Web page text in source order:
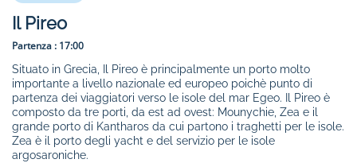
Il Pireo
Partenza : 17:00
Situato in Grecia, Il Pireo è principalmente un porto molto
importante a livello nazionale ed europeo poichè punto di
partenza dei viaggiatori verso le isole del mar Egeo. Il Pireo è
composto da tre porti, da est ad ovest: Mounychie, Zea e il
grande porto di Kantharos da cui partono i traghetti per le isole.
Zea è il porto degli yacht e del servizio per le isole
argosaroniche.